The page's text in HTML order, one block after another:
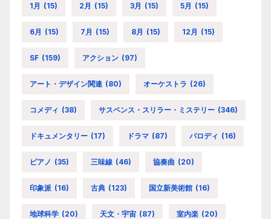
1月 (15) 2月 (15) 3月 (15) 5月 (15)
6月 (15) 7月 (15) 8月 (15) 12月 (15)
SF (159) アクション (97)
アート・デザイン関連 (80) オーケストラ (26)
コメディ (38) サスペンス・スリラー・ミステリー (346)
ドキュメンタリー (17) ドラマ (87) パロディ (16)
ピアノ (35) 三味線 (46) 協奏曲 (20)
印象派 (16) 古典 (123) 国立新美術館 (16)
地球科学 (20) 天文・宇宙 (87) 室内楽 (20)